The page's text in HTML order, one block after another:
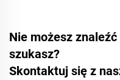
Nie możesz
szukasz?
Skontaktuj się z